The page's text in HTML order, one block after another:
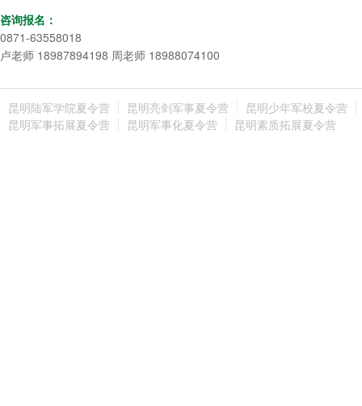
咨询报名：
0871-63558018
卢老师 18987894198 周老师 18988074100
昆明陆军学院夏令营 昆明亮剑军事夏令营
昆明少年军校夏令营
昆明军事拓展夏令营
昆明军事化夏令营 昆明素质拓展夏令营